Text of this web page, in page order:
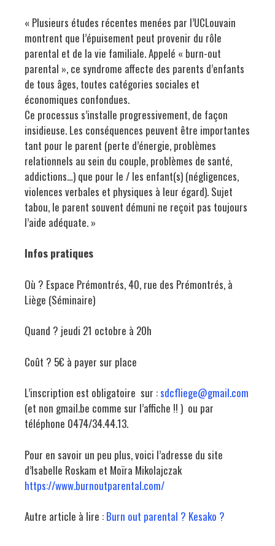
« Plusieurs études récentes menées par l’UCLouvain
montrent que l’épuisement peut provenir du rôle
parental et de la vie familiale. Appelé « burn-out
parental », ce syndrome affecte des parents d’enfants
de tous âges, toutes catégories sociales et
économiques confondues.
Ce processus s’installe progressivement, de façon
insidieuse. Les conséquences peuvent être importantes
tant pour le parent (perte d’énergie, problèmes
relationnels au sein du couple, problèmes de santé,
addictions…) que pour le / les enfant(s) (négligences,
violences verbales et physiques à leur égard). Sujet
tabou, le parent souvent démuni ne reçoit pas toujours
l’aide adéquate. »
Infos pratiques
Où ? Espace Prémontrés, 40, rue des Prémontrés, à
Liège (Séminaire)
Quand ? jeudi 21 octobre à 20h
Coût ? 5€ à payer sur place
L’inscription est obligatoire sur :sdcfliege@gmail.com
(et non gmail.be comme sur l’affiche !! ) ou par
téléphone 0474/34.44.13.
Pour en savoir un peu plus, voici l’adresse du site
d’Isabelle Roskam et Moïra Mikolajczak
https://www.burnoutparental.com/
Autre article à lire : Burn out parental ? Kesako ?